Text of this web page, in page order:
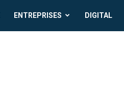
ENTREPRISES DIGITAL